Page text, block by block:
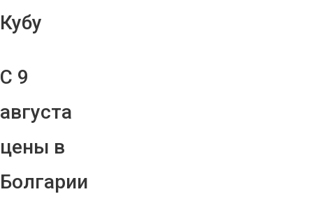
Кубу
С 9
августа
цены в
Болгарии